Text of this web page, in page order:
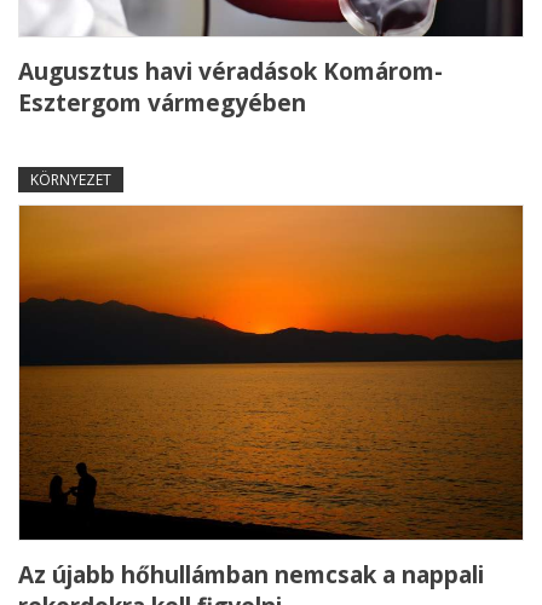
Augusztus havi véradások Komárom-
Esztergom vármegyében
KÖRNYEZET
Az újabb hőhullámban nemcsak a nappali